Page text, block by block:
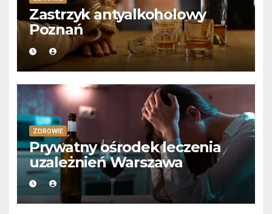
Zastrzyk antyalkoholowy
Poznań
ZDROWIE
Prywatny ośrodek leczenia
uzależnień Warszawa